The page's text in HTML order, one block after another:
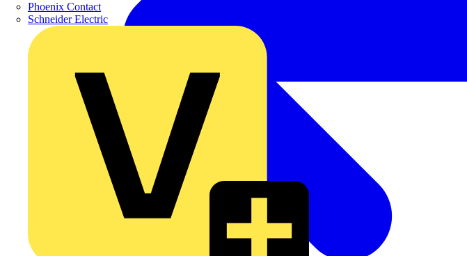
Phoenix Contact
Schneider Electric